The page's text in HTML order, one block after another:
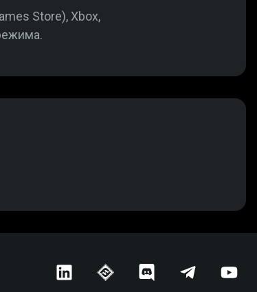
Store), Xbox,